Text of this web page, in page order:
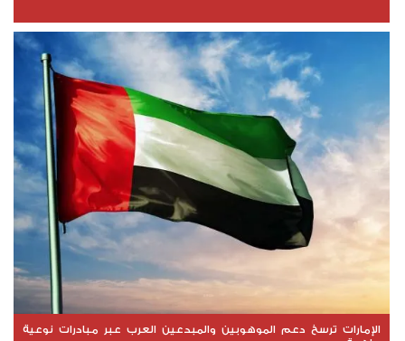
الإمارات ترسخ دعم الموهوبين والمبدعين العرب عبر مبادرات نوعية